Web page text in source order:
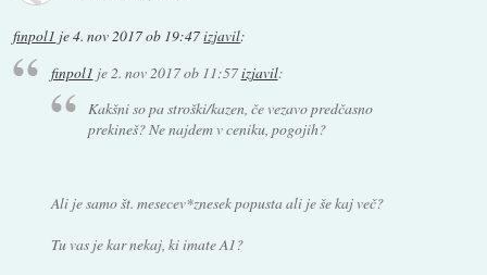
finpol1 je4. nov 2017 ob 19:47izjavil:
finpol1 je2. nov 2017 ob 11:57izjavil:
Kakšni so pa stroški/kazen, če vezavo predčasno
prekineš? Ne najdem v ceniku, pogojih?
Ali je samo št. mesecev*znesek popusta ali je še kaj več?
Tu vas je kar nekaj, ki imate A1?